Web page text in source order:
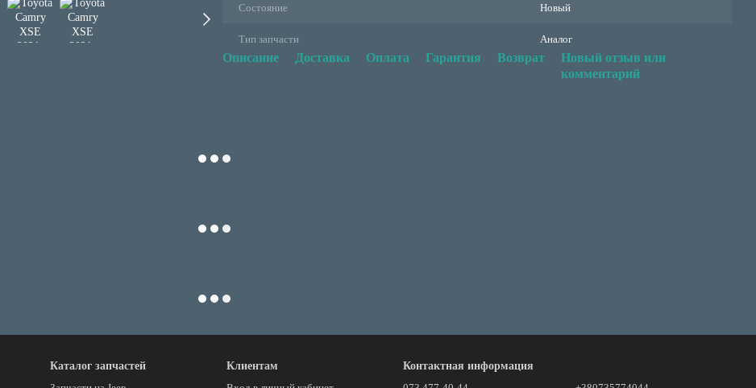
Состояние Новый
Тип запчасти Аналог
Описание Доставка Оплата Гарантия Возврат
Новый отзыв или
комментарий
Каталог запчастей
Клиентам
Контактная информация